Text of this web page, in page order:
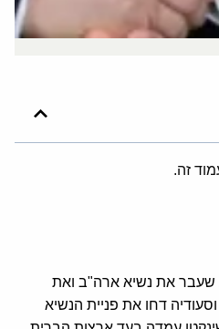
זה.
שעבר את נשיא ארה"ב ואת
דחו את פניית הנשיא